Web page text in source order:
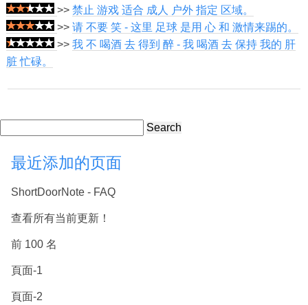
>> 禁止 游戏 适合 成人 户外 指定 区域。
>> 请 不要 笑 - 这里 足球 是用 心 和 激情来踢的。
>> 我 不 喝酒 去 得到 醉 - 我 喝酒 去 保持 我的 肝
脏 忙碌。
Search
最近添加的页面
ShortDoorNote - FAQ
查看所有当前更新！
前 100 名
頁面-1
頁面-2